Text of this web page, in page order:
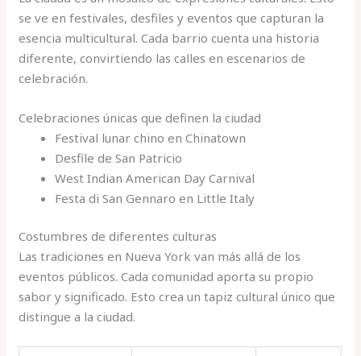
se ve en festivales, desfiles y eventos que capturan la
esencia multicultural. Cada barrio cuenta una historia
diferente, convirtiendo las calles en escenarios de
celebración.
Celebraciones únicas que definen la ciudad
Festival lunar chino en Chinatown
Desfile de San Patricio
West Indian American Day Carnival
Festa di San Gennaro en Little Italy
Costumbres de diferentes culturas
Las tradiciones en Nueva York van más allá de los
eventos públicos. Cada comunidad aporta su propio
sabor y significado. Esto crea un tapiz cultural único que
distingue a la ciudad.